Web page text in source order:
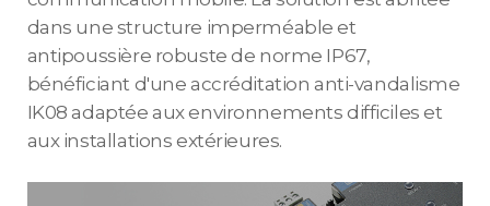
dans une structure imperméable et
antipoussière robuste de norme IP67,
bénéficiant d'une accréditation anti-vandalisme
IK08 adaptée aux environnements difficiles et
aux installations extérieures.